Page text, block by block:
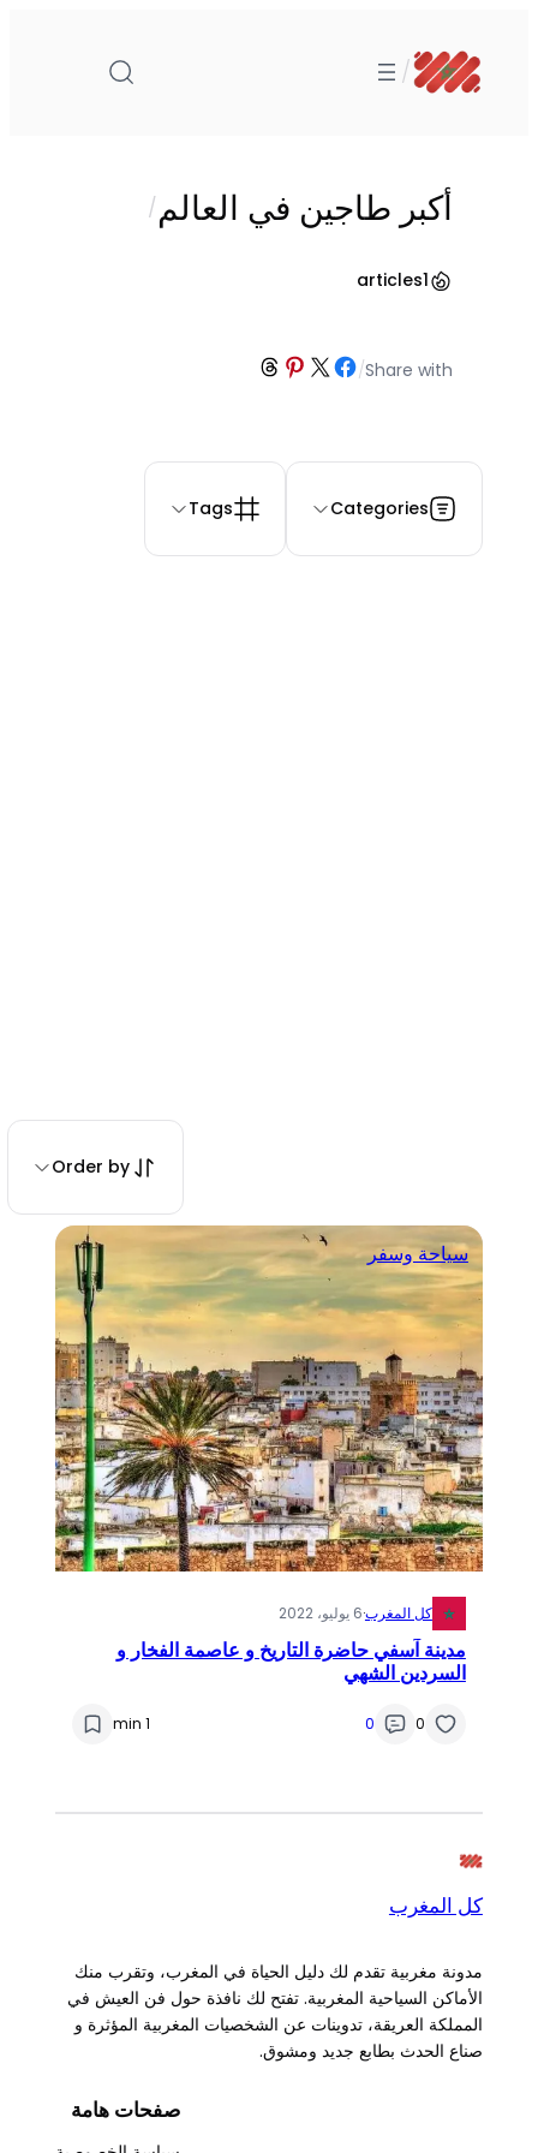
المحتوى
/
أكبر طاجين في العالم/
1
articles
Share with
/
Share on Facebook
Share on X
Share on Pinterest
Share on Threads
Categories
Tags
Order by
سياحة وسفر
كل المغرب·6 يوليو، 2022
مدينة آسفي حاضرة التاريخ و عاصمة الفخار و
السردين الشهي
0
0
1 min
كل المغرب
مدونة مغربية تقدم لك دليل الحياة في المغرب، وتقرب منك
الأماكن السياحية المغربية. تفتح لك نافذة حول فن العيش في
المملكة العريقة، تدوينات عن الشخصيات المغربية المؤثرة و
صناع الحدث بطابع جديد ومشوق.
صفحات هامة